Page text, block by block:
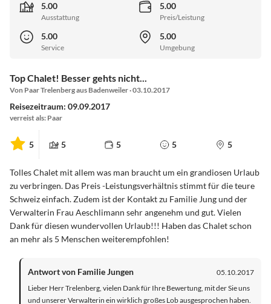
5.00
Ausstattung
5.00
Preis/Leistung
5.00
Service
5.00
Umgebung
Top Chalet! Besser gehts nicht...
Von Paar Trelenberg aus Badenweiler · 03.10.2017
Reisezeitraum: 09.09.2017
verreist als: Paar
5 5 5 5 5
Tolles Chalet mit allem was man braucht um ein grandiosen Urlaub
zu verbringen. Das Preis -Leistungsverhältnis stimmt für die teure
Schweiz einfach. Zudem ist der Kontakt zu Familie Jung und der
Verwalterin Frau Aeschlimann sehr angenehm und gut. Vielen
Dank für diesen wundervollen Urlaub!!! Haben das Chalet schon
an mehr als 5 Menschen weiterempfohlen!
Antwort von Familie Jungen
05.10.2017
Lieber Herr Trelenberg, vielen Dank für Ihre Bewertung, mit der Sie uns
und unserer Verwalterin ein wirklich großes Lob ausgesprochen haben.